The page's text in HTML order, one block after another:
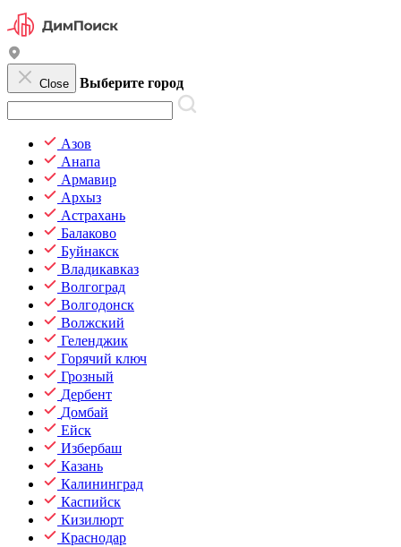
Close Выберите город
Азов
Анапа
Армавир
Архыз
Астрахань
Балаково
Буйнакск
Владикавказ
Волгоград
Волгодонск
Волжский
Геленджик
Горячий ключ
Грозный
Дербент
Домбай
Ейск
Избербаш
Казань
Калининград
Каспийск
Кизилюрт
Краснодар